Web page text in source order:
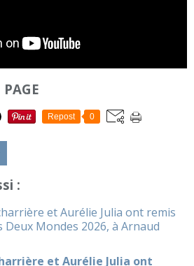
PAGE
Repost 0
:
et Aurélie Julia ont